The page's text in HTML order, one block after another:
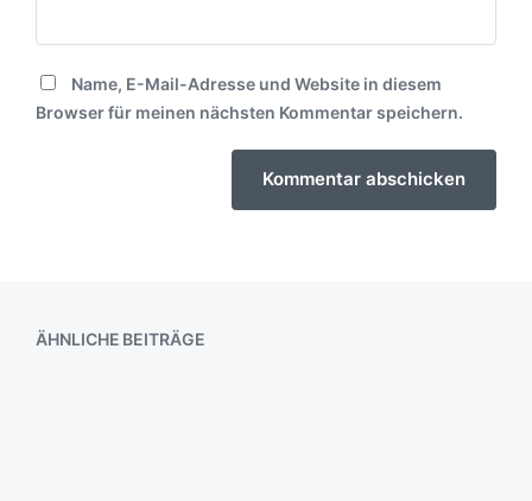
Name, E-Mail-Adresse und Website in diesem
Browser für meinen nächsten Kommentar speichern.
ÄHNLICHE BEITRÄGE